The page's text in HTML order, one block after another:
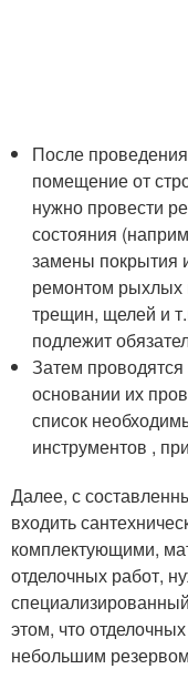
После
помещение от
нужно провести
состояния
замены покрытия
ремонтом рыхлых
трещин, щелей и
подлежит
Затем
основании их
список
инструментов ,
Далее, с
входить
комплектующими,
отделочных работ,
этом, что
небольшим